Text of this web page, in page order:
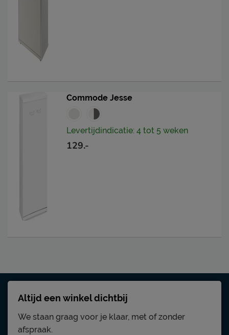
Commode Jesse
Levertijdindicatie: 4 tot 5 weken
129.-
Altijd een winkel dichtbij
We staan graag voor je klaar, met of zonder
afspraak.